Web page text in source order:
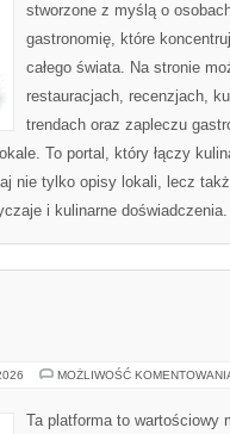
stworzone z myślą o
gastronomię, które
całego świata. Na stronie
restauracjach, recenzjach,
trendach oraz zapleczu
To portal, który łączy
nie tylko opisy lokali, lecz
i kulinarne
MOŻLIWOŚĆ
Ta platforma to wartościowy